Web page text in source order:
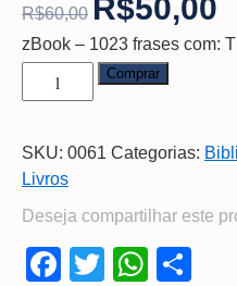
R$60,00 R$50,00
zBook – 1023 frases com:
Comprar
SKU: 0061 Categorias:
Livros
Deseja compartilhar este
Facebook
Twitter